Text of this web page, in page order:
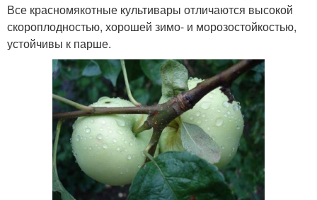
Все красномякотные культивары отличаются высокой
скороплодностью, хорошей зимо- и морозостойкостью,
устойчивы к парше.